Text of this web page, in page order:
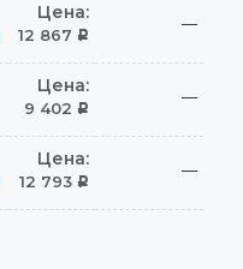
Цена:
12 867 Р
—
Цена:
9 402 Р
—
Цена:
12 793 Р
—